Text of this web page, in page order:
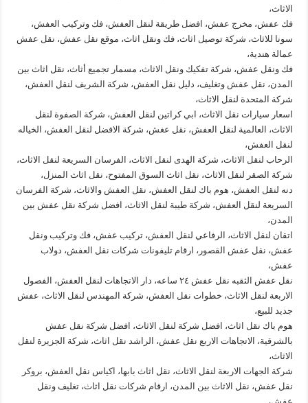
الاثاث،
فك عفش، مخرج عفش، افضل طريقة لنقل العفش، فك وتركيب العفش،
سونا للاثاث، شركة توصيل اثاث، فك ونقل اثاث، موقع نقل عفش، نقل عفش
عمالة هندية،
فك ونقل عفش، شركة تفكيك ونقل الاثاث، مسمار تجميع أثاث، نقل اثاث بين
المدن، نقل عفش وتغليف، دليل نقل العفش، شركة الشريف لنقل العفش،
شركة المتحدة لنقل الاثاث،
اسعار سيارات نقل الاثاث، ابي كراتين لنقل العفش، شركة الصفوة لنقل
الاثاث، العالمية لنقل العفش، نقل عغش، شركة الافضل لنقل العفش، الخياله
لنقل العفش،
الرحاب لنقل الاثاث، شركة الهدى لنقل الاثاث، الفرسان السريعة لنقل الاثاث،
شركة الصقر لنقل الاثاث، نقل اثاث السوق المفتوح، نقل اثاث المنزل،
دنه لنقل العفش، هوم باك لنقل العفش، نقل العفش والاثاث، شركة الفرسان
السريعة لنقل العفش، شركة طيبة لنقل الاثاث، افضل شركة نقل عفش بين
المدن،
اتقان لنقل الاثاث، الرفاعي لنقل العفش، تركيب عفش، فك وتركيب ونقل
عفش، نقل عفش القصور، ارقام تليفونات شركات نقل العفش، دولاب
عفش،
نقل عفش الثقبه نقل عفش ٢٤ ساعه، دار الاتجاهات لنقل العفش، الفصول
الاربعة لنقل الاثاث، خطوات نقل العفش، شركة المهندس لنقل الاثاث، عفش
جديد للبيع،
هوم باك نقل اثاث، افضل شركة لنقل الاثاث، افضل شركة نقل عفش
بالشرقية، الاتجاهات الاربع نقل عفش، الراشد نقل اثاث، شركة الجزيرة لنقل
الاثاث،
شركة الجهات الاربعة لنقل الاثاث، نقل اثاث بابها، اكياس نقل العفش، بروكر
نقل عفش، نقل الاثاث بين المدن، ارقام شركات نقل اثاث، تغليف ونقل